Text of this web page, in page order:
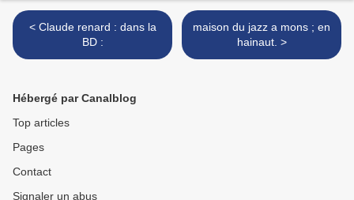
< Claude renard : dans la
BD :
maison du jazz a mons ; en
hainaut. >
Hébergé par Canalblog
Top articles
Pages
Contact
Signaler un abus